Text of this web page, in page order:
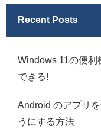
Recent Posts
Windows 11の便利
できる!
Android のアプリ
うにする方法